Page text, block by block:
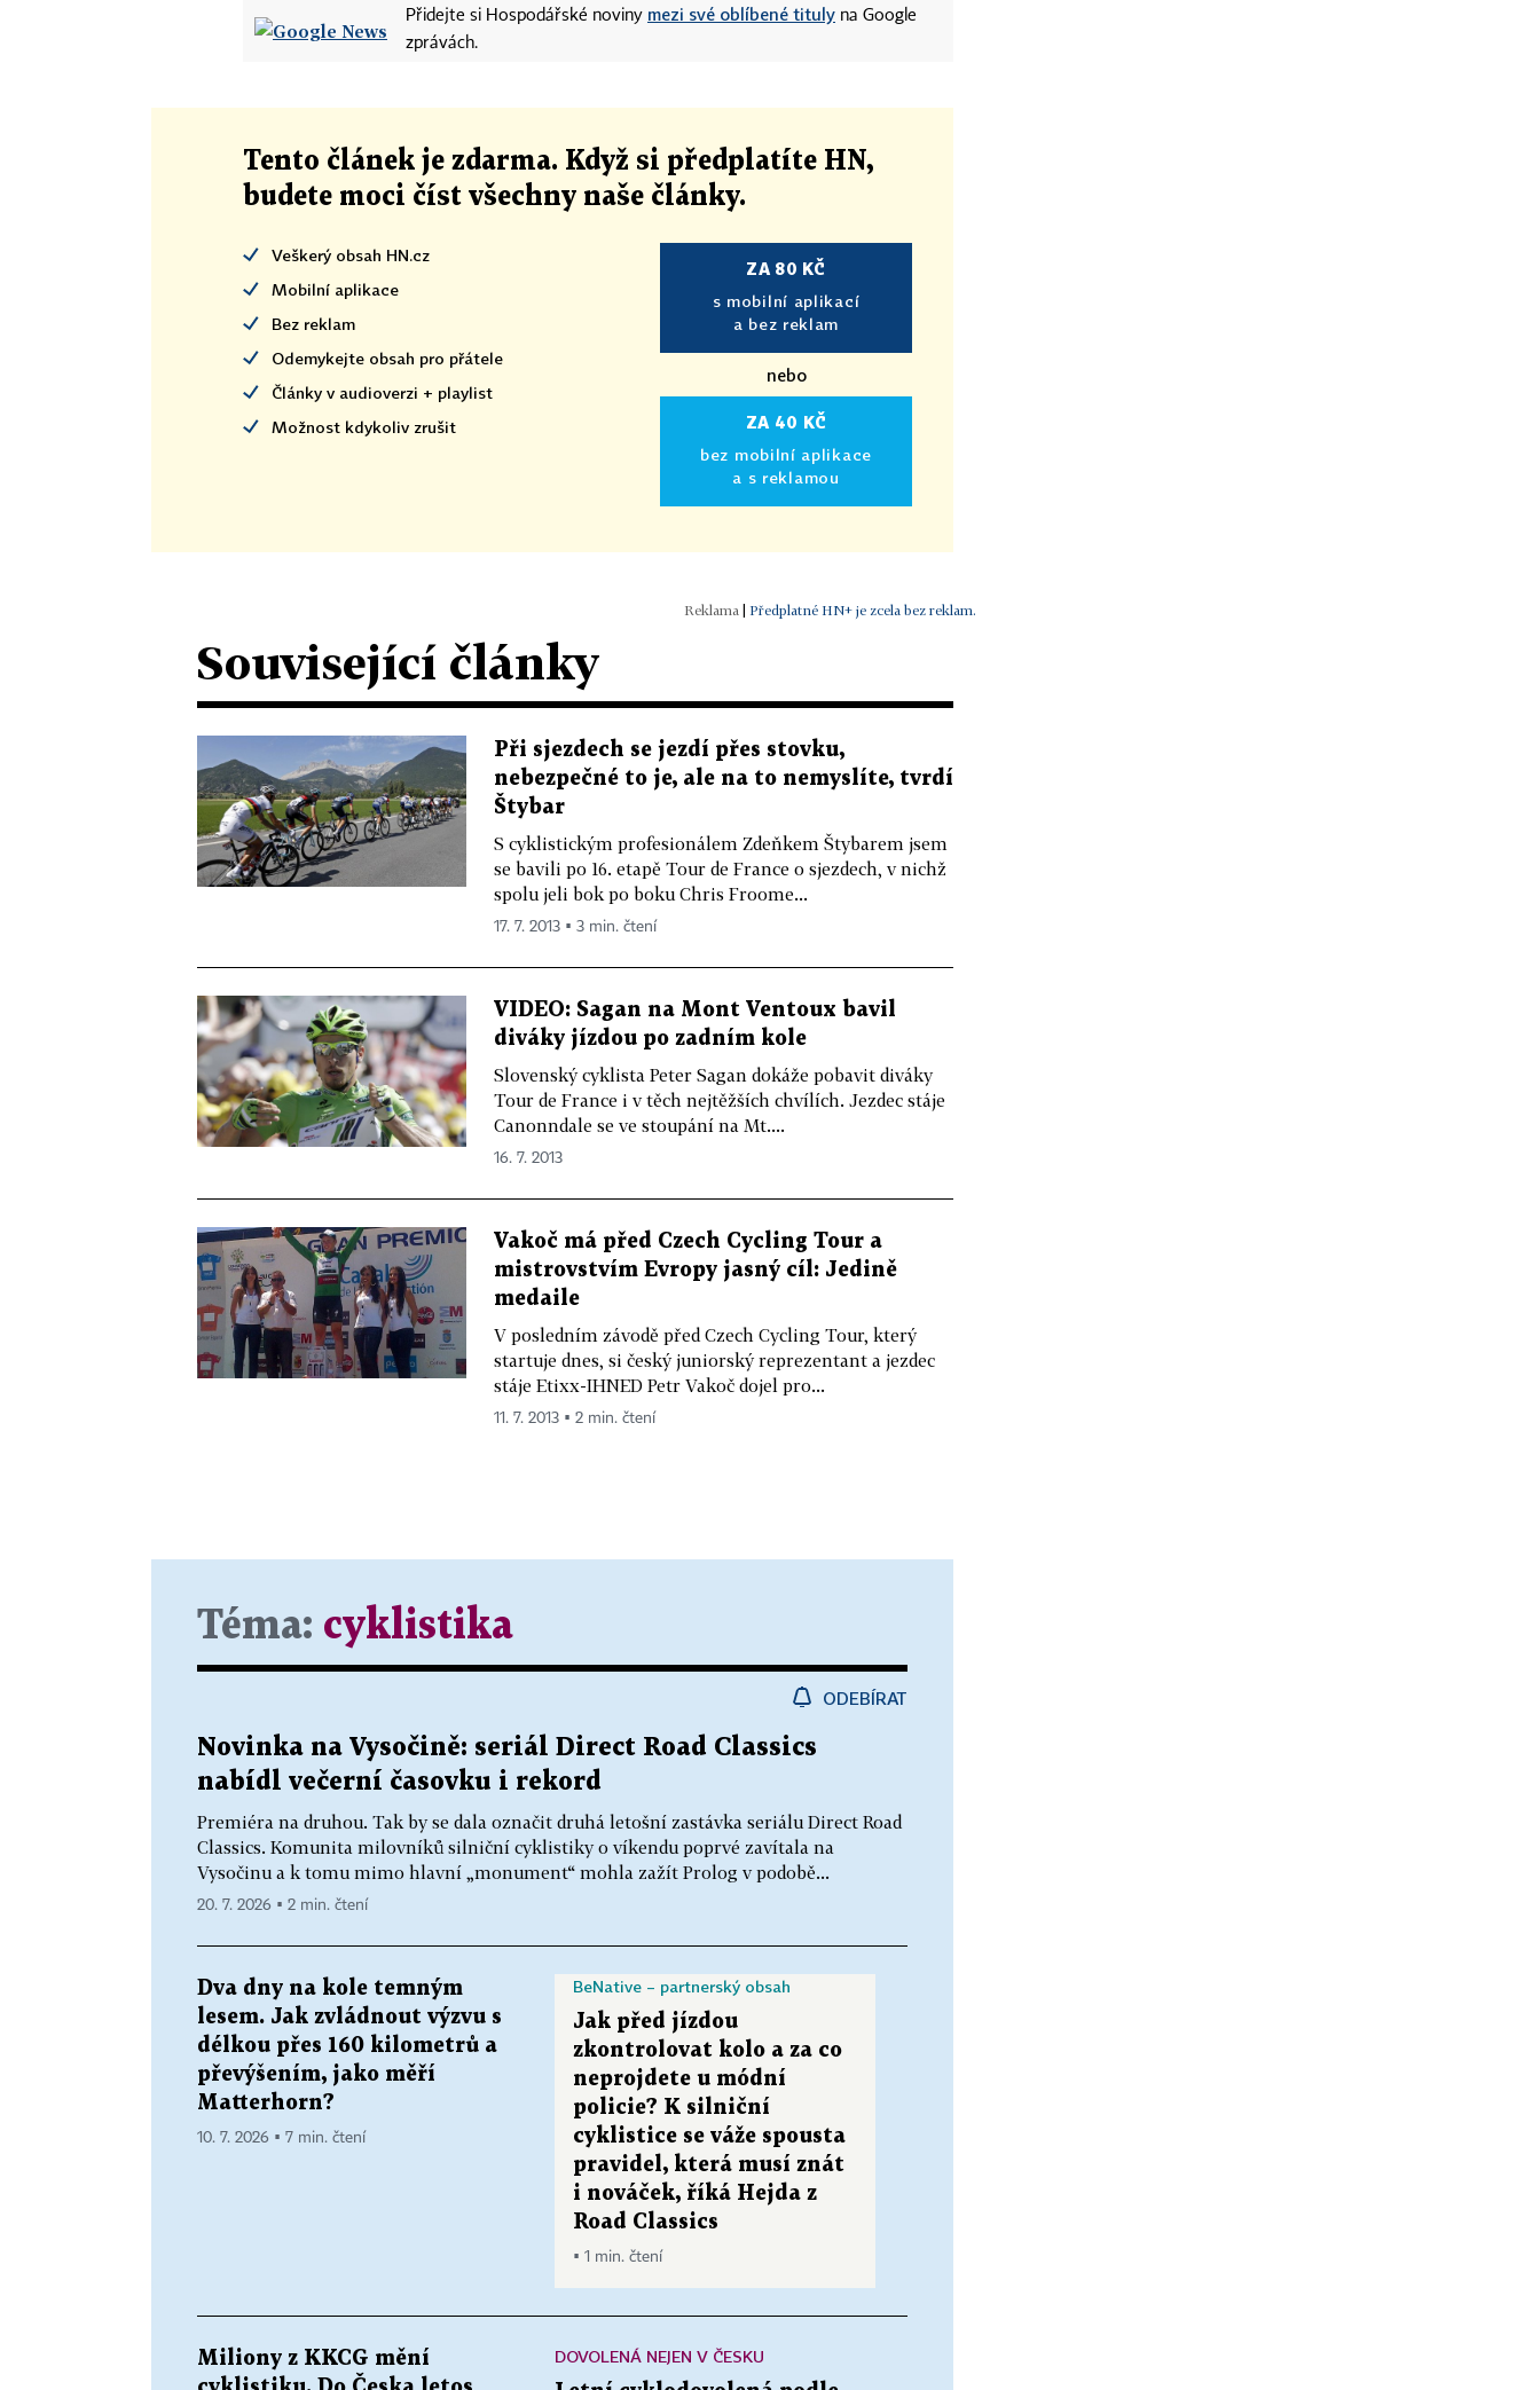
Přidejte si Hospodářské noviny mezi své oblíbené tituly na Google
zprávách.
Tento článek je zdarma. Když si předplatíte HN,
budete moci číst všechny naše články.
Veškerý obsah HN.cz
Mobilní aplikace
Bez reklam
Odemykejte obsah pro přátele
Články v audioverzi + playlist
Možnost kdykoliv zrušit
ZA 80 KČ
s mobilní aplikací
a bez reklam
nebo
ZA 40 KČ
bez mobilní aplikace
a s reklamou
| Předplatné HN+ je zcela bez reklam.
Související články
Při sjezdech se jezdí přes stovku,
nebezpečné to je, ale na to nemyslíte, tvrdí
Štybar
S cyklistickým profesionálem Zdeňkem Štybarem jsem
se bavili po 16. etapě Tour de France o sjezdech, v nichž
spolu jeli bok po boku Chris Froome...
17. 7. 2013 ▪ 3 min. čtení
VIDEO: Sagan na Mont Ventoux bavil
diváky jízdou po zadním kole
Slovenský cyklista Peter Sagan dokáže pobavit diváky
Tour de France i v těch nejtěžších chvílích. Jezdec stáje
Canonndale se ve stoupání na Mt....
16. 7. 2013
Vakoč má před Czech Cycling Tour a
mistrovstvím Evropy jasný cíl: Jedině
medaile
V posledním závodě před Czech Cycling Tour, který
startuje dnes, si český juniorský reprezentant a jezdec
stáje Etixx-IHNED Petr Vakoč dojel pro...
11. 7. 2013 ▪ 2 min. čtení
Téma: cyklistika
ODEBÍRAT
Novinka na Vysočině: seriál Direct Road Classics
nabídl večerní časovku i rekord
Premiéra na druhou. Tak by se dala označit druhá letošní zastávka seriálu Direct Road
Classics. Komunita milovníků silniční cyklistiky o víkendu poprvé zavítala na
Vysočinu a k tomu mimo hlavní „monument“ mohla zažít Prolog v podobě...
20. 7. 2026 ▪ 2 min. čtení
Dva dny na kole temným
lesem. Jak zvládnout výzvu s
délkou přes 160 kilometrů a
převýšením, jako měří
Matterhorn?
10. 7. 2026 ▪ 7 min. čtení
BeNative – partnerský obsah
Jak před jízdou
zkontrolovat kolo a za co
neprojdete u módní
policie? K silniční
cyklistice se váže spousta
pravidel, která musí znát
i nováček, říká Hejda z
Road Classics
▪ 1 min. čtení
Miliony z KKCG mění
DOVOLENÁ NEJEN V ČESKU